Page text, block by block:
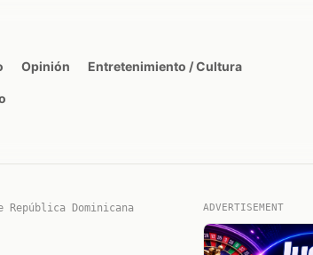
Opinión Entretenimiento / Cultura
Dominicana ADVERTISEMENT